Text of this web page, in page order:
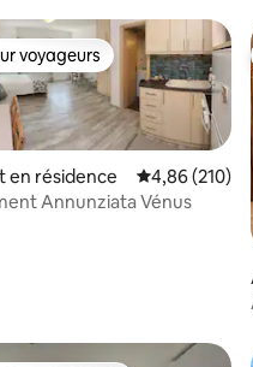
de 287 commentaires :
voyageurs
voyageurs
en résidence Évaluation
4,86 (210)
Annunziata Vénus